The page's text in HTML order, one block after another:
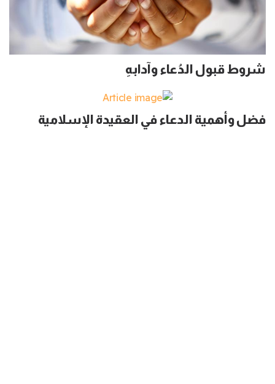
شروط قبول الدُعاء وآدابهِ
فضل وأهمية الدعاء في العقيدة الإسلامية